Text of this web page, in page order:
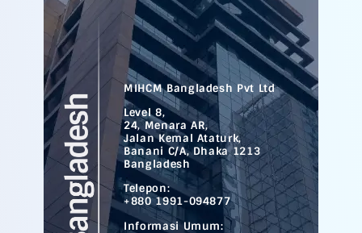
MIHCM Bangladesh Pvt Ltd
Level 8,
24, Menara AR,
Jalan Kemal Ataturk,
Banani C/A, Dhaka 1213
Bangladesh
Telepon:
+880 1991-094877
Informasi Umum: